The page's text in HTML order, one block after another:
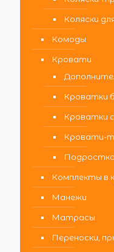
Коляски
Комоды
Кровати
Кроватки
Кроватки
Кровати-
Комплекты в
Манежи
Матрасы
Переноски,